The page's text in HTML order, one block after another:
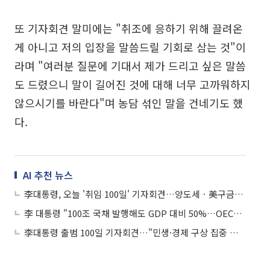
또 기자회견 말미에는 "취조에 응하기 위해 끌려온
게 아니고 저의 입장을 말씀드릴 기회로 삼는 것"이
라며 "여러분 질문에 기대서 제가 드리고 싶은 말씀
도 드렸으니 말이 길어진 것에 대해 너무 고까워하지
않으시기를 바란다"며 농담 섞인 말을 건네기도 했
다.
AI 추천 뉴스
李대통령, 오늘 '취임 100일' 기자회견…양도세ㆍ美구금사태 등 주목
李 대통령 "100조 국채 발행해도 GDP 대비 50%…OECD 절반"
李대통령 출범 100일 기자회견…"민생·경제 구상 집중 설명"